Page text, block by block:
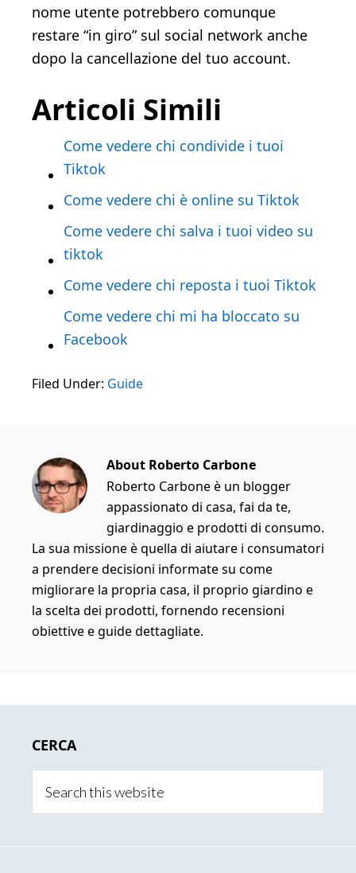
nome utente potrebbero comunque
restare “in giro” sul social network anche
dopo la cancellazione del tuo account.
Articoli Simili
Come vedere chi condivide i tuoi
Tiktok
Come vedere chi è online su Tiktok
Come vedere chi salva i tuoi video su
tiktok
Come vedere chi reposta i tuoi Tiktok
Come vedere chi mi ha bloccato su
Facebook
Filed Under: Guide
About Roberto Carbone
Roberto Carbone è un blogger
appassionato di casa, fai da te,
giardinaggio e prodotti di consumo.
La sua missione è quella di aiutare i consumatori
a prendere decisioni informate su come
migliorare la propria casa, il proprio giardino e
la scelta dei prodotti, fornendo recensioni
obiettive e guide dettagliate.
Sidebar
CERCA
this